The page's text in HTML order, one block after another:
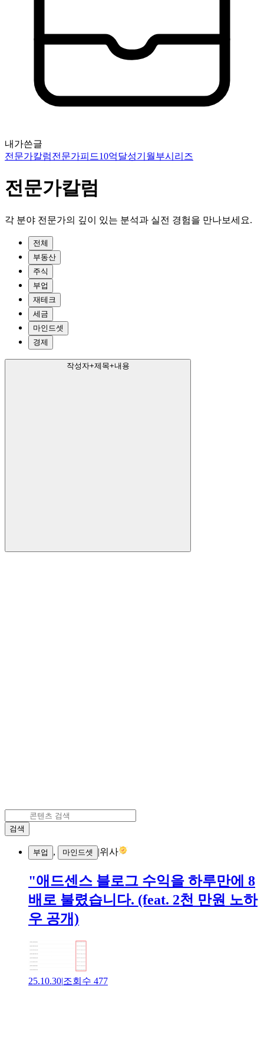
내가쓴글
전문가칼럼전문가피드10억달성기 월부시리즈
전문가칼럼
각 분야 전문가의 깊이 있는 분석과 실전 경험을 만나보세요.
전체
부동산
주식
부업
재테크
세금
마인드셋
경제
작성자+제목+내용
검색
부업 , 마인드셋 |위사
"애드센스 블로그 수익을 하루만에 8
배로 불렸습니다. (feat. 2천 만원 노하
우 공개)
25.10.30|조회수 477